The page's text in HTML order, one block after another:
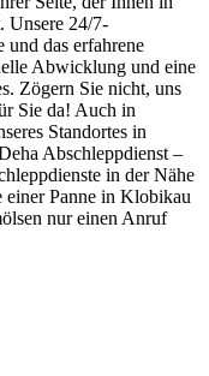
Unsere 24/7-
und das erfahrene
Abwicklung und eine
Zögern Sie nicht, uns
Sie da! Auch in
Standortes in
Abschleppdienst –
in der Nähe
Panne in Klobikau
nur einen Anruf